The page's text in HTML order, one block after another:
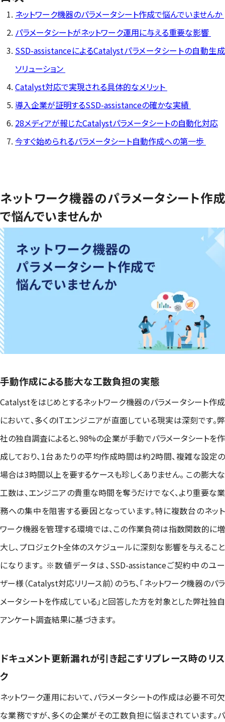
ネットワーク機器のパラメータシート作成で悩んでいませんか
パラメータシートがネットワーク運用に与える重要な影響
SSD-assistanceによるCatalystパラメータシートの自動生成
ソリューション
Catalyst対応で実現される具体的なメリット
導入企業が証明するSSD-assistanceの確かな実績
28メディアが報じたCatalystパラメータシートの自動化対応
今すぐ始められるパラメータシート自動作成への第一歩
ネットワーク機器のパラメータシート作成
で悩んでいませんか
手動作成による膨大な工数負担の実態
Catalystをはじめとするネットワーク機器のパラメータシート作成
において、多くのITエンジニアが直面している現実は深刻です。弊
社の独自調査によると、98%の企業が手動でパラメータシートを作
成しており、1台あたりの平均作成時間は約2時間、複雑な設定の
場合は3時間以上を要するケースも珍しくありません。 この膨大な
工数は、エンジニアの貴重な時間を奪うだけでなく、より重要な業
務への集中を阻害する要因となっています。特に複数台のネット
ワーク機器を管理する環境では、この作業負荷は指数関数的に増
大し、プロジェクト全体のスケジュールに深刻な影響を与えること
になります。 ※数値データは、SSD-assistanceご契約中のユー
ザー様（Catalyst対応リリース前）のうち、「ネットワーク機器のパラ
メータシートを作成している」と回答した方を対象とした弊社独自
アンケート調査結果に基づきます。
ドキュメント更新漏れが引き起こすリプレース時のリス
ク
ネットワーク運用において、パラメータシートの作成は必要不可欠
な業務ですが、多くの企業がその工数負担に悩まされています。パ